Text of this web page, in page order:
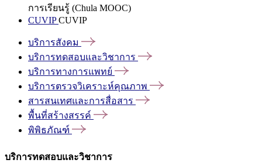
การเรียนรู้ (Chula MOOC)
CUVIPCUVIP
บริการสังคม
บริการทดสอบและวิชาการ
บริการทางการแพทย์
บริการตรวจวิเคราะห์คุณภาพ
สารสนเทศและการสื่อสาร
พื้นที่สร้างสรรค์
พิพิธภัณฑ์
บริการทดสอบและวิชาการ